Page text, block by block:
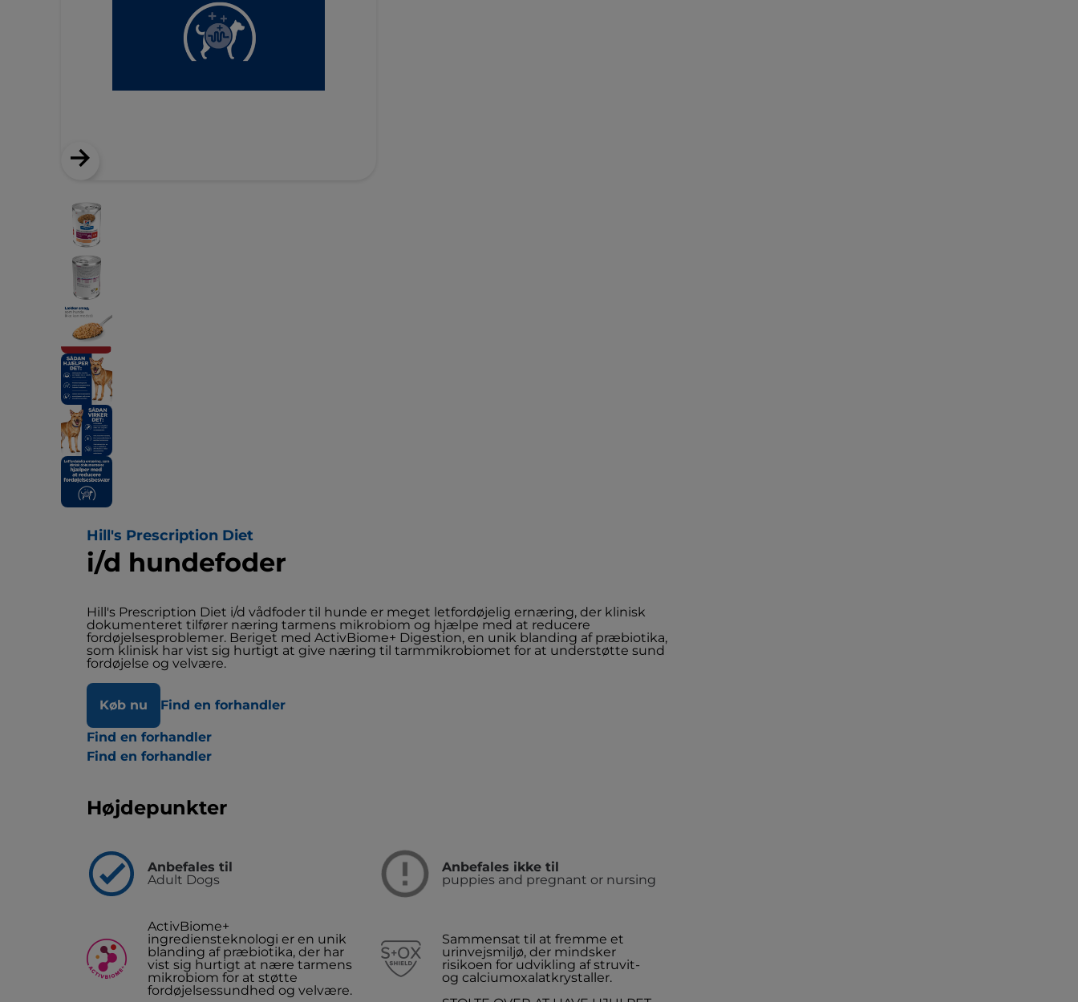
Hill's Prescription Diet
i/d hundefoder
Hill's Prescription Diet i/d vådfoder til hunde er meget letfordøjelig ernæring, der klinisk
dokumenteret tilfører næring tarmens mikrobiom og hjælpe med at reducere
fordøjelsesproblemer. Beriget med ActivBiome+ Digestion, en unik blanding af præbiotika,
som klinisk har vist sig hurtigt at give næring til tarmmikrobiomet for at understøtte sund
fordøjelse og velvære.
Køb nu Find en forhandler
Find en forhandler
Find en forhandler
Højdepunkter
Anbefales til
Adult Dogs
Anbefales ikke til
puppies and pregnant or nursing
ActivBiome+
ingrediensteknologi er en unik
blanding af præbiotika, der har
vist sig hurtigt at nære tarmens
mikrobiom for at støtte
fordøjelsessundhed og velvære.
Sammensat til at fremme et
urinvejsmiljø, der mindsker
risikoen for udvikling af struvit-
og calciumoxalatkrystaller.